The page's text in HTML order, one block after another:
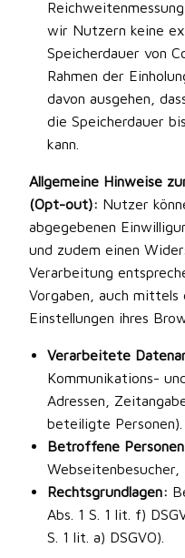
wir Nutzern keine
Speicherdauer von
Rahmen der
davon ausgehen,
die Speicherdauer
kann.
Allgemeine Hinweise
(Opt-out): Nutzer
abgegebenen
und zudem einen
Verarbeitung
Vorgaben, auch mittels
Einstellungen ihres
Verarbeitete
Kommunikations-
Adressen,
beteiligte Personen).
Betroffene
Webseitenbesucher,
Rechtsgrundlagen:
Abs. 1 S. 1 lit. f)
S. 1 lit. a) DSGVO).